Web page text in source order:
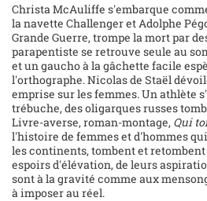
Christa McAuliffe s'embarque
la navette Challenger et Adolphe
Grande Guerre, trompe la mort par
parapentiste se retrouve seule au
et un gaucho à la gâchette facile
l'orthographe. Nicolas de Staël
emprise sur les femmes. Un athlète
trébuche, des oligarques russes
Livre-averse, roman-montage, Qui
l'histoire de femmes et d'hommes
les continents, tombent et
espoirs d'élévation, de leurs
sont à la gravité comme aux
à imposer au réel.